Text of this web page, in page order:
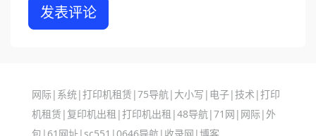
发表评论
网际| 系统|打印机租赁 |75导航| 大小写 | 电子|技术 |打印
机租赁 | 复印机出租 |打印机出租 |48导航|71网 | 网际|外